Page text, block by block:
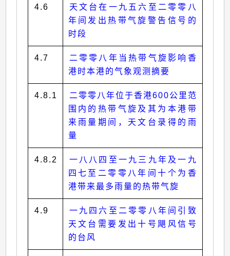
4.6
天文台在一九五六至二零零八
年间发出热带气旋警告信号的
时段
4.7
二零零八年当热带气旋影响香
港时本港的气象观测摘要
4.8.1
二零零八年位于香港600公里范
围内的热带气旋及其为本港带
来雨量期间，天文台录得的雨
量
4.8.2
一八八四至一九三九年及一九
四七至二零零八年间十个为香
港带来最多雨量的热带气旋
4.9
一九四六至二零零八年间引致
天文台需要发出十号飓风信号
的台风